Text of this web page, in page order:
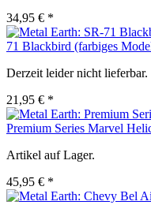
34,95 € *
71 Blackbird (farbiges
Derzeit leider nicht lieferbar.
21,95 € *
Premium Series Marvel
Artikel auf Lager.
45,95 € *